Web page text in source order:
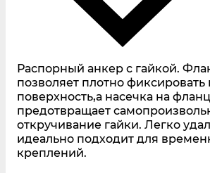
Распорный анкер с гайкой.
позволяет плотно
поверхность,а насечка на
предотвращает
откручивание гайки. Легко
идеально подходит для
креплений.